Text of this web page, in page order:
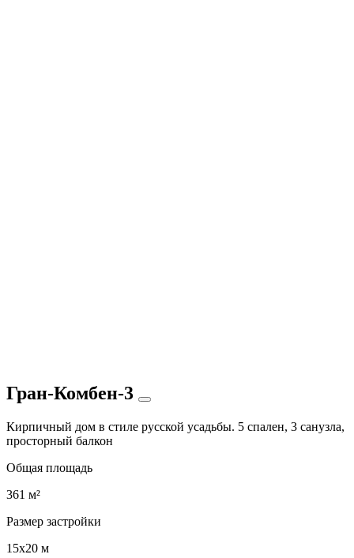
Гран-Комбен-3
Кирпичный дом в стиле русской усадьбы. 5 спален, 3 санузла,
просторный балкон
Общая площадь
361 м²
Размер застройки
15х20 м